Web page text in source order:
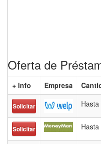
Oferta de
+ Info Empresa
Solicitar
Solicitar